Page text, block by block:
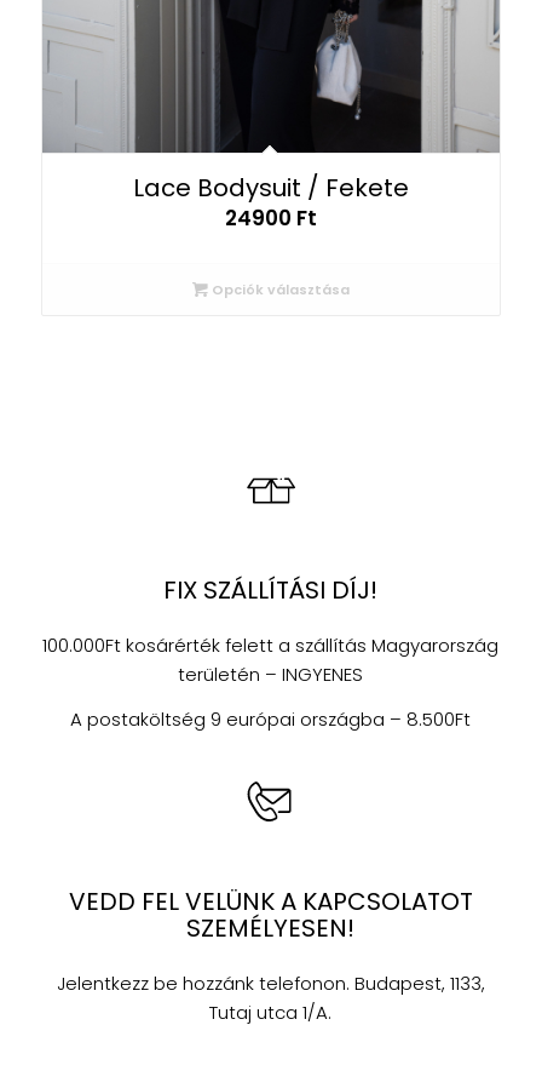
Lace Bodysuit / Fekete
24900 Ft
Opciók választása
FIX SZÁLLÍTÁSI DÍJ!
100.000Ft kosárérték felett a szállítás Magyarország
területén – INGYENES
A postaköltség 9 európai országba – 8.500Ft
VEDD FEL VELÜNK A KAPCSOLATOT
SZEMÉLYESEN!
Jelentkezz be hozzánk telefonon. Budapest, 1133,
Tutaj utca 1/A.